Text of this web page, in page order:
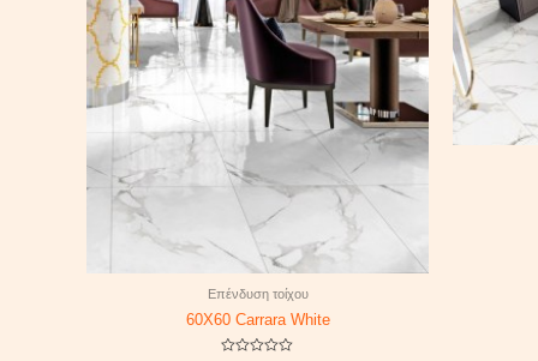
Επένδυση τοίχου
60X60 Carrara White